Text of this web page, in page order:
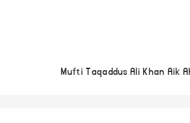
Mufti Taqaddus Ali Khan Aik